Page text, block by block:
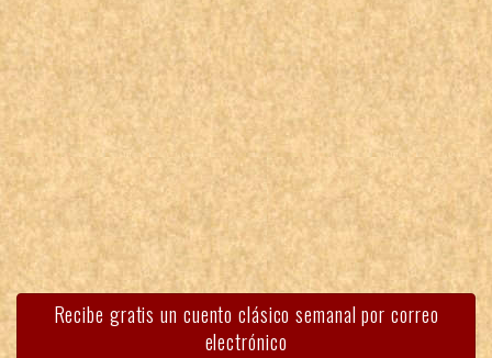
Recibe gratis un cuento clásico semanal por correo
electrónico